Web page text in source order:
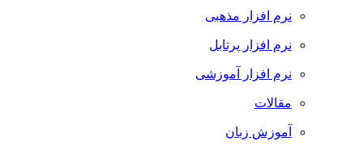
نرم افزار مذهبی
نرم افزار پرتابل
نرم افزار آموزشی
مقالات
آموزش زبان